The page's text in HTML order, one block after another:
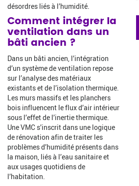
désordres liés à l’humidité.
Comment intégrer la
ventilation dans un
bâti ancien ?
Dans un bâti ancien, l’intégration
d’un système de ventilation repose
sur l’analyse des matériaux
existants et de l’isolation thermique.
Les murs massifs et les planchers
bois influencent le flux d’air intérieur
sous l’effet de l’inertie thermique.
Une VMC s’inscrit dans une logique
de rénovation afin de traiter les
problèmes d’humidité présents dans
la maison, liés à l’eau sanitaire et
aux usages quotidiens de
l’habitation.